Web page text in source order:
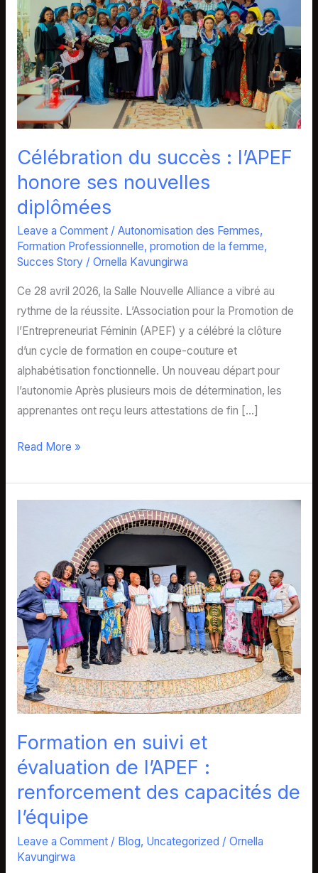
Célébration du succès : l’APEF
honore ses nouvelles
diplômées
Leave a Comment / Autonomisation des Femmes,
Formation Professionnelle, promotion de la femme,
Succes Story / Ornella Kavungirwa
Ce 28 avril 2026, la Salle Nouvelle Alliance a vibré au
rythme de la réussite. L’Association pour la Promotion de
l’Entrepreneuriat Féminin (APEF) y a célébré la clôture
d’un cycle de formation en coupe-couture et
alphabétisation fonctionnelle. Un nouveau départ pour
l’autonomie Après plusieurs mois de détermination, les
apprenantes ont reçu leurs attestations de fin […]
:
l’APEF
honore
ses
nouvelles
diplômées
Read More »
Formation en suivi et
évaluation de l’APEF :
renforcement des capacités de
l’équipe
Leave a Comment / Blog, Uncategorized / Ornella
Kavungirwa
évaluation
de
l’APEF
:
renforcement
des
capacités
l’équipe